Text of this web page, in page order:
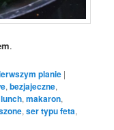
.
planie |
,bezjajeczne,
lunch,makaron,
,ser typu feta,